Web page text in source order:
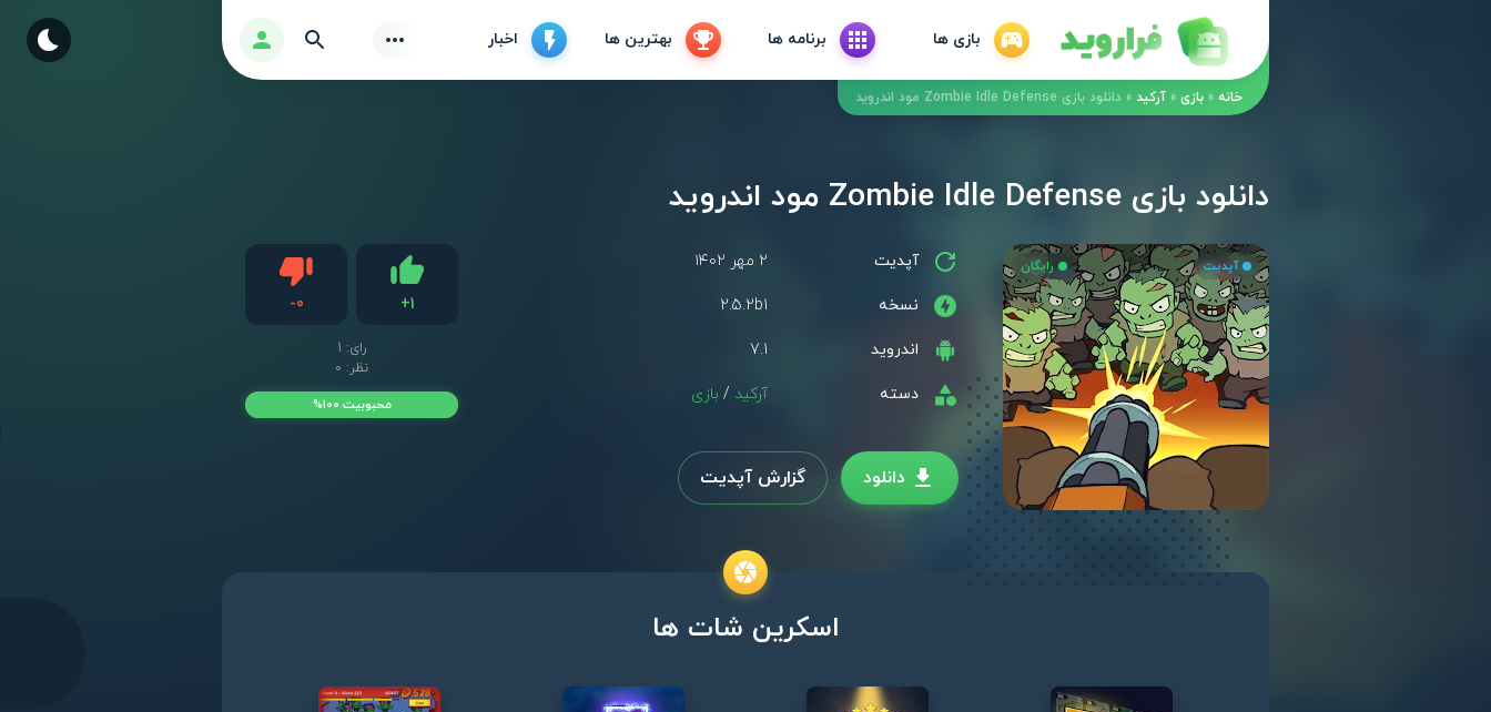
بازی ها برنامه ها بهترین ها اخبار ورود Find
خانه » بازی » آرکید » دانلود بازی Zombie Idle Defense مود اندروید
دانلود بازی Zombie Idle Defense مود اندروید
آپدیت رایگان آپدیت ۲ مهر ۱۴۰۲
نسخه 2.5.2b1
اندروید 7.1
دسته آرکید / بازی
+1
لایک
-0دیس لایک
رای: 1
نظر: 0
محبوبیت 100%
دانلود گزارش آپدیت
اسکرین شات ها